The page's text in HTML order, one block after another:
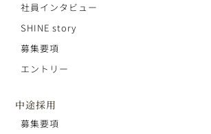
社員インタビュー
SHINE story
募集要項
エントリー
中途採用
募集要項